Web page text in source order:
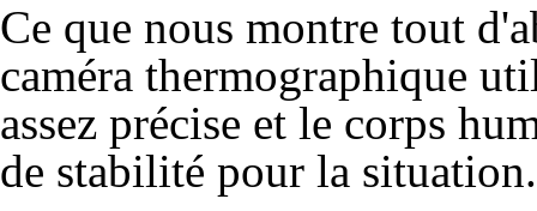
Ce que nous montre tout
caméra thermographique
assez précise et le corps
de stabilité pour la situation.